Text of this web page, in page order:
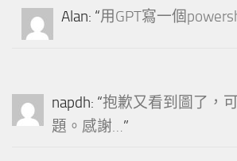
Alan: “用GPT寫一個
napdh: “抱歉又看到圖了，
題。感謝…”